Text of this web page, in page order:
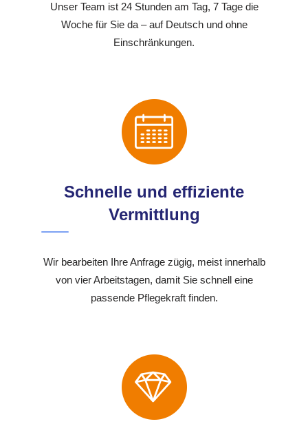
Unser Team ist 24 Stunden am Tag, 7 Tage die
Woche für Sie da – auf Deutsch und ohne
Einschränkungen.
Schnelle und effiziente
Vermittlung
Wir bearbeiten Ihre Anfrage zügig, meist innerhalb
von vier Arbeitstagen, damit Sie schnell eine
passende Pflegekraft finden.